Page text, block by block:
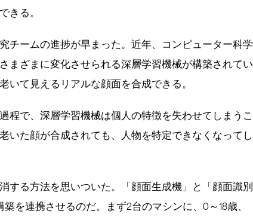
きる。
チームの進捗が早まった。近年、コンピューター科学
まざまに変化させられる深層学習機械が構築されてい
いて見えるリアルな顔面を合成できる。
程で、深層学習機械は個人の特徴を失わせてしまうこ
いた顔が合成されても、人物を特定できなくなってし
する方法を思いついた。「顔面生成機」と「顔面識別
を連携させるのだ。まず2台のマシンに、0～18歳、